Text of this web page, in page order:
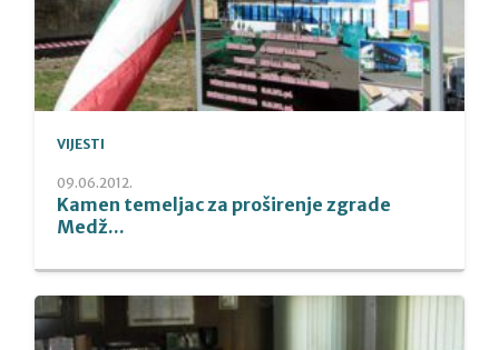
VIJESTI
09.06.2012.
Kamen temeljac za proširenje zgrade
Medž...